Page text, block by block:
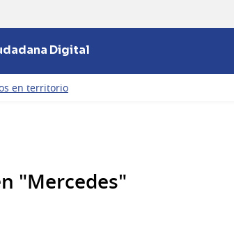
Digital
en territorio
"Mercedes"